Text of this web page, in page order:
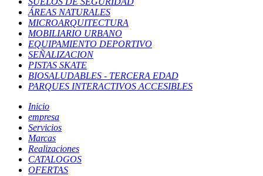
ÁREAS NATURALES
MICROARQUITECTURA
MOBILIARIO URBANO
EQUIPAMIENTO DEPORTIVO
SEÑALIZACION
PISTAS SKATE
BIOSALUDABLES - TERCERA EDAD
PARQUES INTERACTIVOS ACCESIBLES
Inicio
empresa
Servicios
Marcas
Realizaciones
CATALOGOS
OFERTAS